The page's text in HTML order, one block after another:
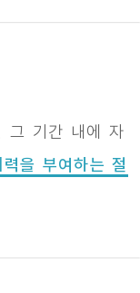
그 기간 내에 자
력을 부여하는 절